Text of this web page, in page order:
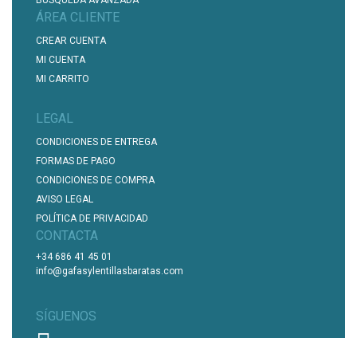
ÁREA CLIENTE
CREAR CUENTA
MI CUENTA
MI CARRITO
LEGAL
CONDICIONES DE ENTREGA
FORMAS DE PAGO
CONDICIONES DE COMPRA
AVISO LEGAL
POLÍTICA DE PRIVACIDAD
CONTACTA
+34 686 41 45 01
info@gafasylentillasbaratas.com
SÍGUENOS